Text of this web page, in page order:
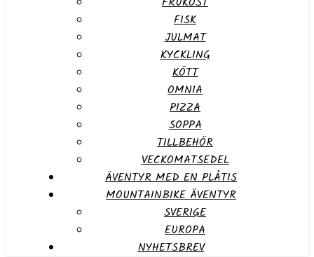
FISK
JULMAT
KYCKLING
KÖTT
OMNIA
PIZZA
SOPPA
TILLBEHÖR
VECKOMATSEDEL
ÄVENTYR MED EN PLÅTIS
MOUNTAINBIKE ÄVENTYR
SVERIGE
EUROPA
NYHETSBREV